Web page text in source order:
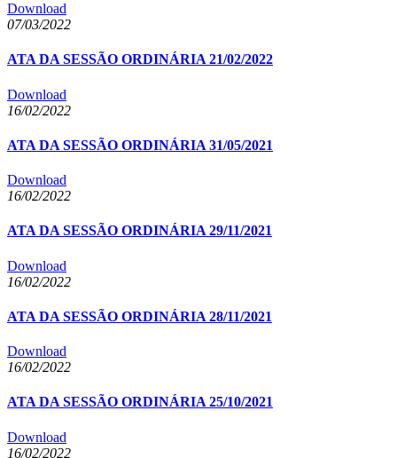
Download
07/03/2022
ATA DA SESSÃO ORDINÁRIA 21/02/2022
Download
16/02/2022
ATA DA SESSÃO ORDINÁRIA 31/05/2021
Download
16/02/2022
ATA DA SESSÃO ORDINÁRIA 29/11/2021
Download
16/02/2022
ATA DA SESSÃO ORDINÁRIA 28/11/2021
Download
16/02/2022
ATA DA SESSÃO ORDINÁRIA 25/10/2021
Download
16/02/2022